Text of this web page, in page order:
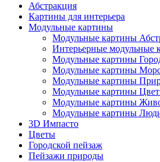
Абстракция
Картины для интерьера
Модульные картины
Модульные картины
Интерьерные модульные
Модульные картины
Модульные картины
Модульные картины
Модульные картины
Модульные картины
Модульные картины
3D Импасто
Цветы
Городской пейзаж
Пейзажи природы